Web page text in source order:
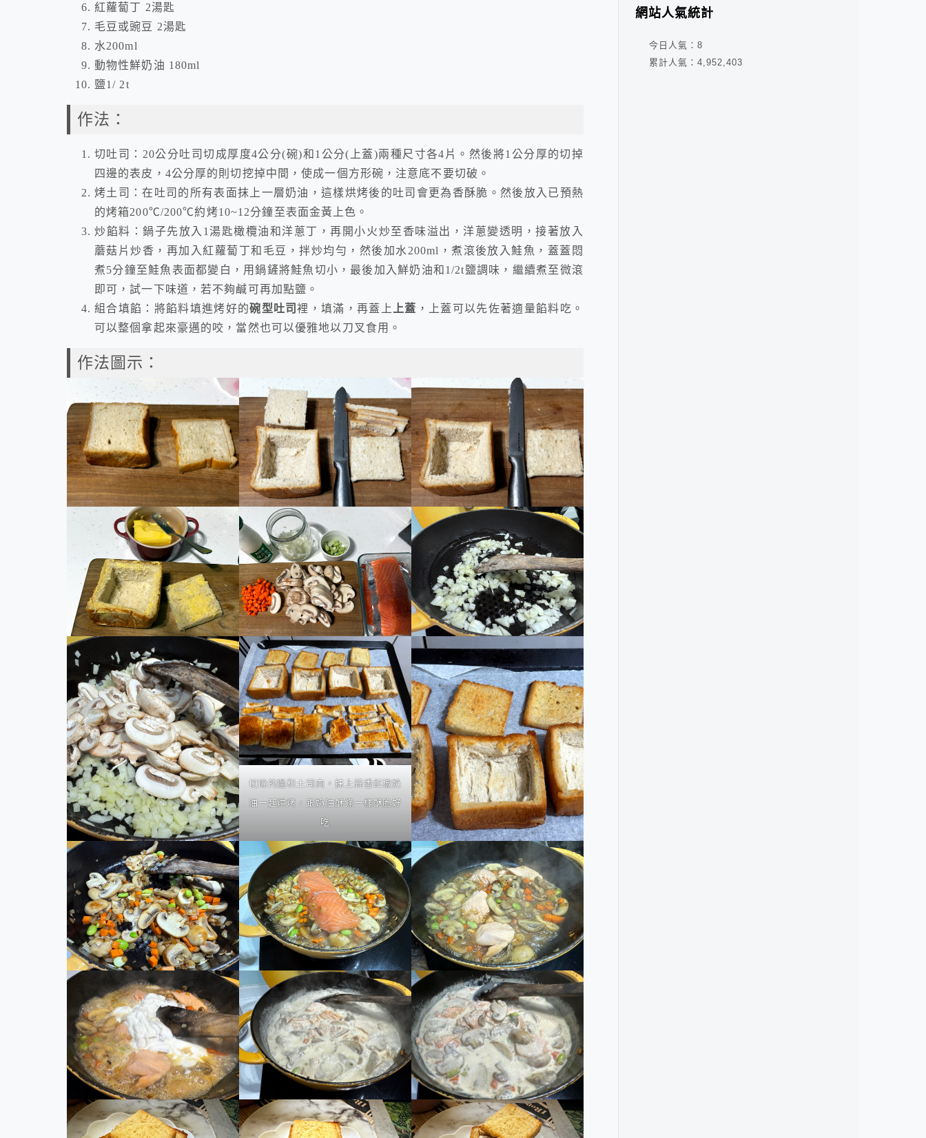
紅蘿蔔丁 2湯匙
毛豆或豌豆 2湯匙
水200ml
動物性鮮奶油 180ml
鹽1/ 2t
作法：
切吐司：20公分吐司切成厚度4公分(碗)和1公分(上蓋)兩種尺寸各4片。然後將1公分厚的切掉
四邊的表皮，4公分厚的則切挖掉中間，使成一個方形碗，注意底不要切破。
烤土司：在吐司的所有表面抹上一層奶油，這樣烘烤後的吐司會更為香酥脆。然後放入已預熱
的烤箱200℃/200℃約烤10~12分鐘至表面金黃上色。
炒餡料：鍋子先放入1湯匙橄欖油和洋蔥丁，再開小火炒至香味溢出，洋蔥變透明，接著放入
蘑菇片炒香，再加入紅蘿蔔丁和毛豆，拌炒均勻，然後加水200ml，煮滾後放入鮭魚，蓋蓋悶
煮5分鐘至鮭魚表面都變白，用鍋鏟將鮭魚切小，最後加入鮮奶油和1/2t鹽調味，繼續煮至微滾
即可，試一下味道，若不夠鹹可再加點鹽。
組合填餡：將餡料填進烤好的碗型吐司裡，填滿，再蓋上 上蓋 ，上蓋可以先佐著適量餡料吃。
可以整個拿起來豪邁的咬，當然也可以優雅地以刀叉食用。
作法圖示：
切除的邊和土司肉，抹上蒜香紅椒奶
油一起烘烤，跟奶油酥條一樣酥脆好
吃
網站人氣統計
今日人氣： 8
累計人氣： 4,952,403